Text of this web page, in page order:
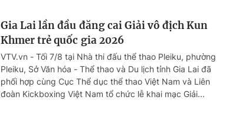
Gia Lai lần đầu đăng cai Giải vô địch Kun
Khmer trẻ quốc gia 2026
VTV.vn - Tối 7/8 tại Nhà thi đấu thể thao Pleiku, phường
Pleiku, Sở Văn hóa - Thể thao và Du lịch tỉnh Gia Lai đã
phối hợp cùng Cục Thể dục thể thao Việt Nam và Liên
đoàn Kickboxing Việt Nam tổ chức lễ khai mạc Giải...